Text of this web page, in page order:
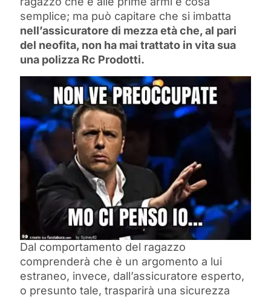
semplice; ma può capitare che si imbatta
nell’assicuratore di mezza età che, al pari
del neofita, non ha mai trattato in vita sua
una polizza Rc Prodotti.
Dal comportamento del ragazzo
comprenderà che è un argomento a lui
estraneo, invece, dall’assicuratore esperto,
o presunto tale, trasparirà una sicurezza